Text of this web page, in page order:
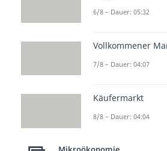
Einführung
und damit
die
Ein anderer
6/8 – Dauer: 05:32
Vollkommener
7/8 – Dauer: 04:07
Käufermarkt
8/8 – Dauer: 04:04